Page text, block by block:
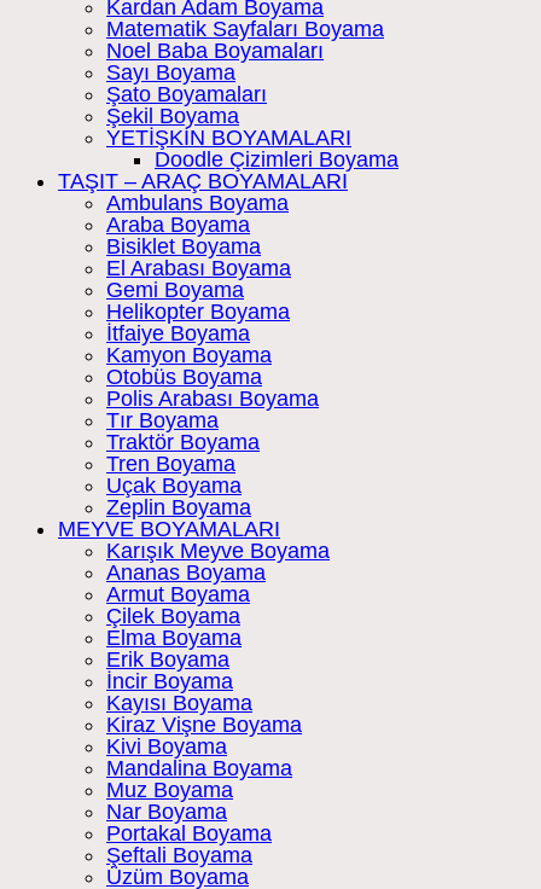
Kardan Adam Boyama
Matematik Sayfaları Boyama
Noel Baba Boyamaları
Sayı Boyama
Şato Boyamaları
Şekil Boyama
YETİŞKİN BOYAMALARI
Doodle Çizimleri Boyama
TAŞIT – ARAÇ BOYAMALARI
Ambulans Boyama
Araba Boyama
Bisiklet Boyama
El Arabası Boyama
Gemi Boyama
Helikopter Boyama
İtfaiye Boyama
Kamyon Boyama
Otobüs Boyama
Polis Arabası Boyama
Tır Boyama
Traktör Boyama
Tren Boyama
Uçak Boyama
Zeplin Boyama
MEYVE BOYAMALARI
Karışık Meyve Boyama
Ananas Boyama
Armut Boyama
Çilek Boyama
Elma Boyama
Erik Boyama
İncir Boyama
Kayısı Boyama
Kiraz Vişne Boyama
Kivi Boyama
Mandalina Boyama
Muz Boyama
Nar Boyama
Portakal Boyama
Şeftali Boyama
Üzüm Boyama